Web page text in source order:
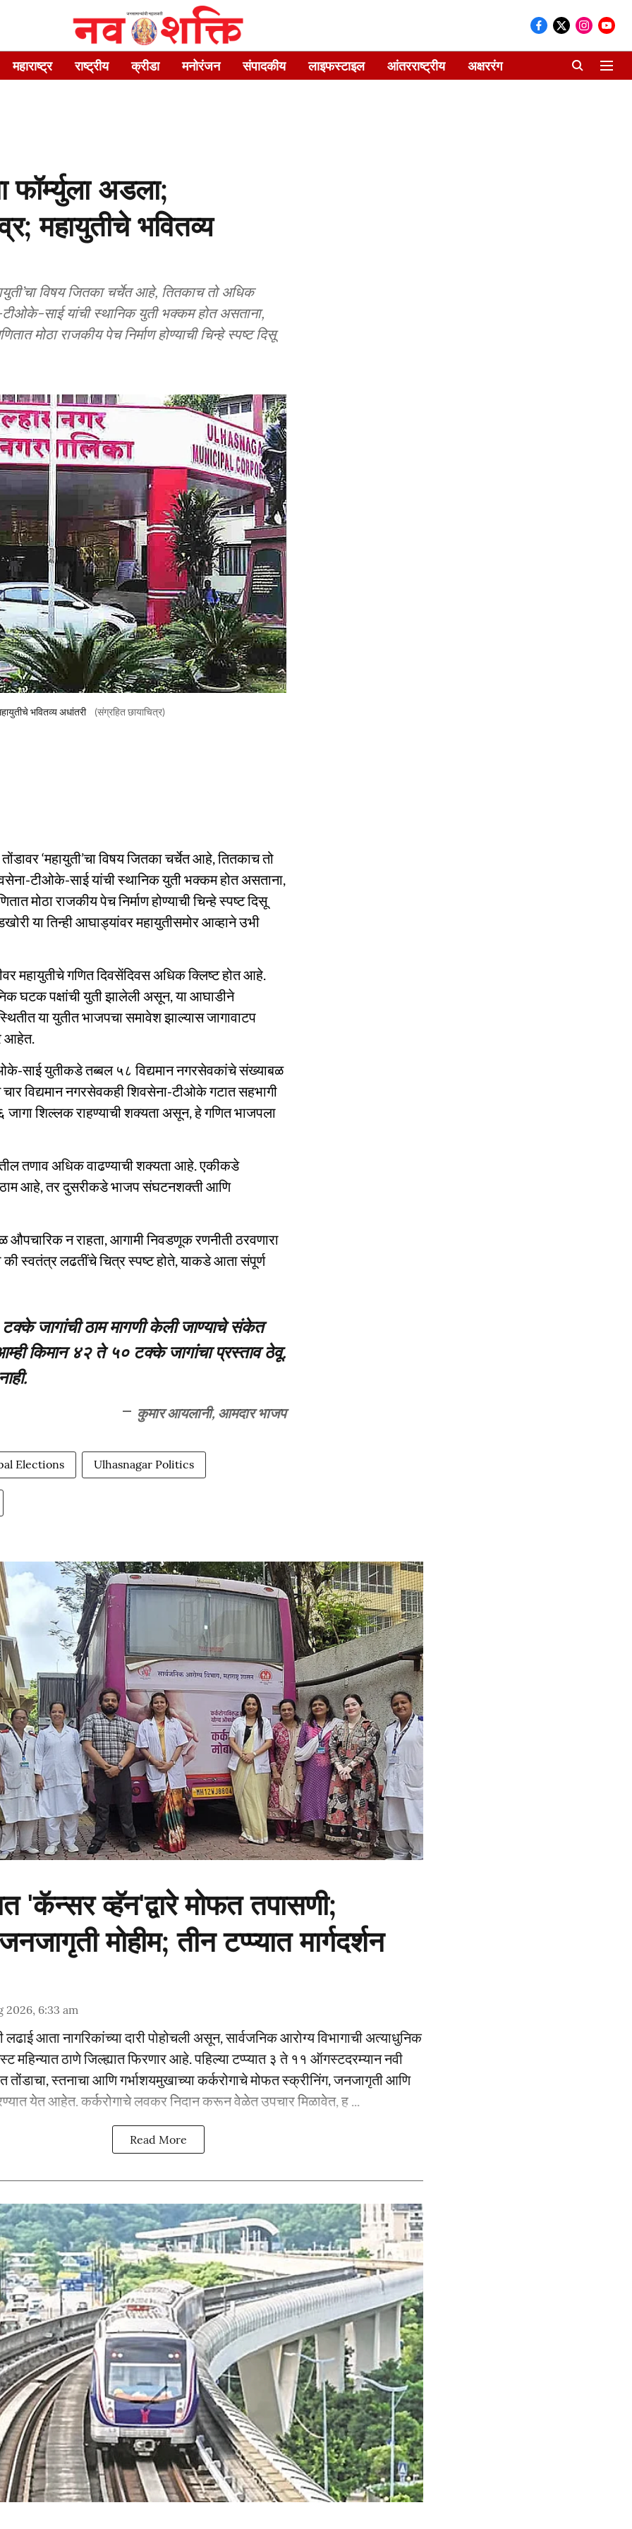
महाराष्ट्र राष्ट्रीय क्रीडा मनोरंजन संपादकीय लाइफस्टाइल आंतरराष्ट्रीय अक्षररंग
फॉर्म्युला अडला;
महायुतीचे भवितव्य
विषय जितका चर्चेत आहे, तितकाच तो अधिक
साई यांची स्थानिक युती भक्कम होत असताना,
मोठा राजकीय पेच निर्माण होण्याची चिन्हे स्पष्ट दिसू
भवितव्य अधांतरी (संग्रहित छायाचित्र)
‘महायुती’चा विषय जितका चर्चेत आहे, तितकाच तो
टीओके-साई यांची स्थानिक युती भक्कम होत असताना,
मोठा राजकीय पेच निर्माण होण्याची चिन्हे स्पष्ट दिसू
या तिन्ही आघाड्यांवर महायुतीसमोर आव्हाने उभी
महायुतीचे गणित दिवसेंदिवस अधिक क्लिष्ट होत आहे.
घटक पक्षांची युती झालेली असून, या आघाडीने
या युतीत भाजपचा समावेश झाल्यास जागावाटप
आहेत.
साई युतीकडे तब्बल ५८ विद्यमान नगरसेवकांचे संख्याबळ
विद्यमान नगरसेवकही शिवसेना-टीओके गटात सहभागी
जागा शिल्लक राहण्याची शक्यता असून, हे गणित भाजपला
तणाव अधिक वाढण्याची शक्यता आहे. एकीकडे
ठाम आहे, तर दुसरीकडे भाजप संघटनशक्ती आणि
औपचारिक न राहता, आगामी निवडणूक रणनीती ठरवणारा
की स्वतंत्र लढतींचे चित्र स्पष्ट होते, याकडे आता संपूर्ण
जागांची ठाम मागणी केली जाण्याचे संकेत
किमान ४२ ते ५० टक्के जागांचा प्रस्ताव ठेवू.
कुमार आयलानी, आमदार भाजप
Elections Ulhasnagar Politics
'कॅन्सर व्हॅन'द्वारे मोफत तपासणी;
मोहीम; तीन टप्प्यात मार्गदर्शन
2026, 6:33 am
लढाई आता नागरिकांच्या दारी पोहोचली असून, सार्वजनिक आरोग्य विभागाची अत्याधुनिक
महिन्यात ठाणे जिल्ह्यात फिरणार आहे. पहिल्या टप्प्यात ३ ते ११ ऑगस्टदरम्यान नवी
तोंडाचा, स्तनाचा आणि गर्भाशयमुखाच्या कर्करोगाचे मोफत स्क्रीनिंग, जनजागृती आणि
येत आहेत. कर्करोगाचे लवकर निदान करून वेळेत उपचार मिळावेत, ह ...
Read More